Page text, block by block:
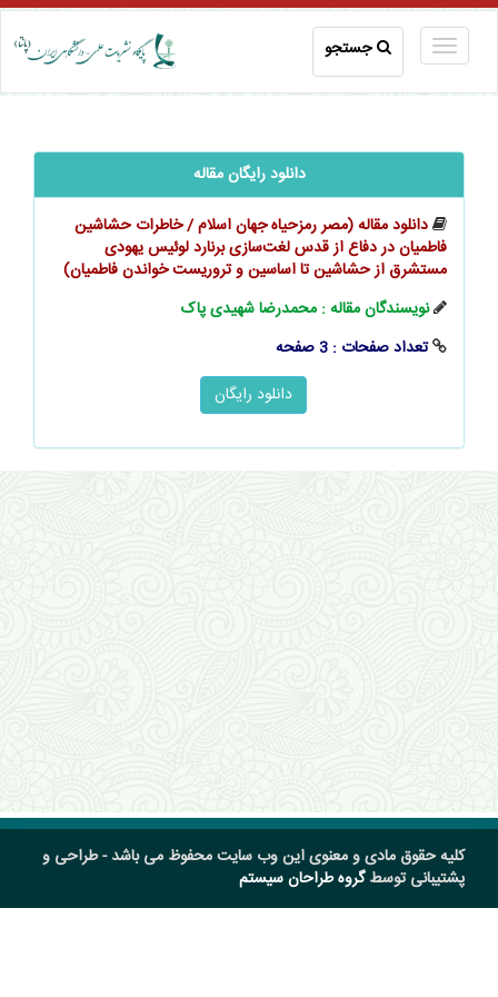
جستجو
دانلود رایگان مقاله
دانلود مقاله (مصر رمزحیاه جهان اسلام / خاطرات حشاشین
فاطمیان در دفاع از قدس لغت‌سازی برنارد لوئیس یهودی
مستشرق از حشاشین تا اساسین و تروریست خواندن فاطمیان)
نویسندگان مقاله : محمدرضا شهیدی پاک
تعداد صفحات : 3 صفحه
کلیه حقوق مادی و معنوی این وب سایت محفوظ می باشد - طراحی و
پشتیبانی توسطگروه طراحان سیستم